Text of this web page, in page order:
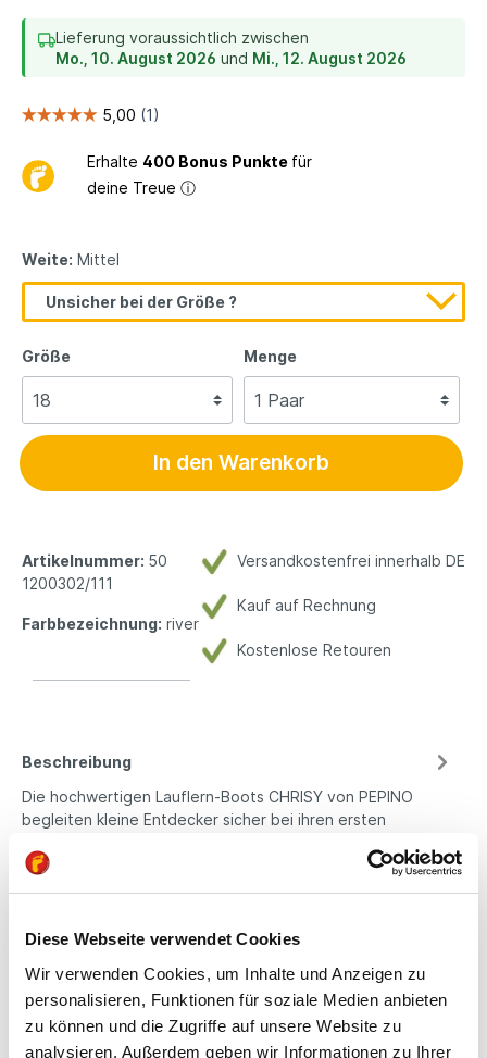
Diese Webseite verwendet Cookies
Wir verwenden Cookies, um Inhalte und Anzeigen zu
personalisieren, Funktionen für soziale Medien anbieten
zu können und die Zugriffe auf unsere Website zu
analysieren. Außerdem geben wir Informationen zu Ihrer
Lieferung voraussichtlich zwischen
Mo., 10. August 2026 und Mi., 12. August 2026
Erhalte 400 Bonus Punkte für
deine Treue ⓘ
Weite: Mittel
Unsicher bei der Größe ?
Größe Menge
In den Warenkorb
Versandkostenfrei innerhalb DE
Kauf auf Rechnung
Kostenlose Retouren
Artikelnummer: 50
1200302/111
Farbbezeichnung: river
Beschreibung
Die hochwertigen Lauflern-Boots CHRISY von PEPINO
begleiten kleine Entdecker sicher bei ihren ersten
Eigenschaften
Kindgerechte